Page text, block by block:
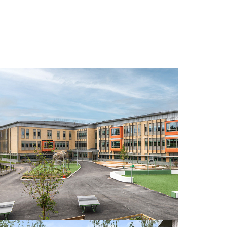
CARLSLUNDSSKOLAN